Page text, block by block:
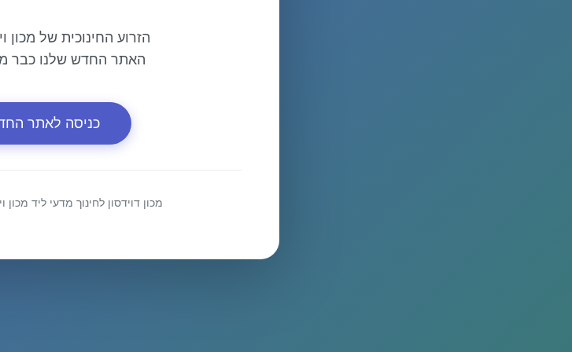
הזרוע החינוכית של מכון
האתר החדש שלנו כבר
כניסה לאתר
מכון דוידסון לחינוך מדעי ליד